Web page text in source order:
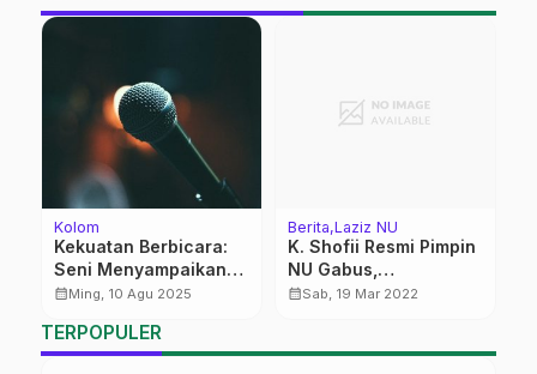
Kolom
Kekuatan Berbicara:
Seni Menyampaikan
dengan Bijak
calendar_monthMing, 10 Agu 2025
Berita Laziz NU
K. Shofii Resmi Pimpin
NU Gabus,
Programnya Keren!
calendar_monthSab, 19 Mar 2022
TERPOPULER